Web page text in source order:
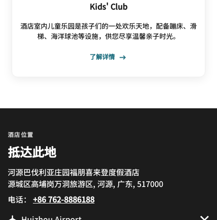
Kids' Club
酒店室内儿童乐园是孩子们的一处欢乐天地，配备蹦床、滑
梯、海洋球池等设施，供您尽享温馨亲子时光。
了解详情
酒店位置
抵达此地
河源巴伐利亚庄园福朋喜来登度假酒店
源城区高埔岗万洞旅游区, 河源, 广东, 517000
电话： +86 762-8886188